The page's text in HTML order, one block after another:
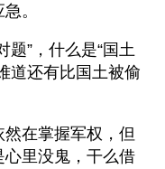
。
题”，什么是“国土
道还有比国土被偷
在掌握军权，但
里没鬼，干么借